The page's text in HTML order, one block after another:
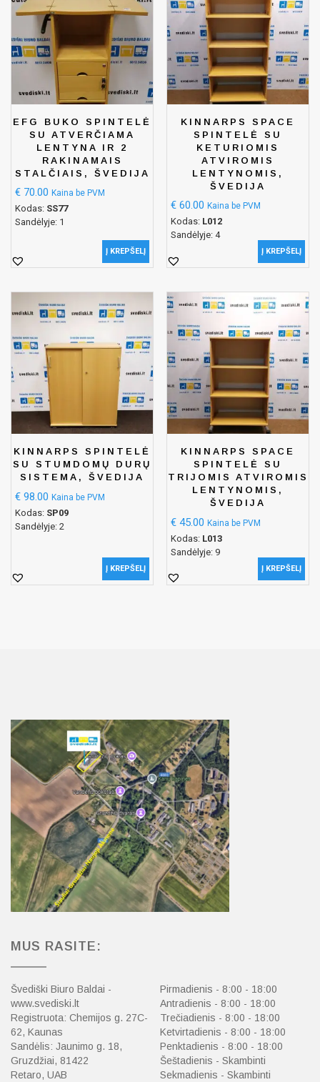
EFG BUKO SPINTELĖ
SU ATVERČIAMA
LENTYNA IR 2
RAKINAMAIS
STALČIAIS, ŠVEDIJA
€ 70.00 Kaina be PVM
Kodas: SS77
Sandėlyje: 1
Į KREPŠELĮ
KINNARPS SPACE
SPINTELĖ SU
KETURIOMIS
ATVIROMIS
LENTYNOMIS,
ŠVEDIJA
€ 60.00 Kaina be PVM
Kodas: L012
Sandėlyje: 4
Į KREPŠELĮ
KINNARPS SPINTELĖ
SU STUMDOMŲ DURŲ
SISTEMA, ŠVEDIJA
€ 98.00 Kaina be PVM
Kodas: SP09
Sandėlyje: 2
Į KREPŠELĮ
KINNARPS SPACE
SPINTELĖ SU
TRIJOMIS ATVIROMIS
LENTYNOMIS,
ŠVEDIJA
€ 45.00 Kaina be PVM
Kodas: L013
Sandėlyje: 9
Į KREPŠELĮ
MUS RASITE:
Švediški Biuro Baldai -
www.svediski.lt
Registruota: Chemijos g. 27C-
62, Kaunas
Sandėlis: Jaunimo g. 18,
Gruzdžiai, 81422
Retaro, UAB
Pirmadienis - 8:00 - 18:00
Antradienis - 8:00 - 18:00
Trečiadienis - 8:00 - 18:00
Ketvirtadienis - 8:00 - 18:00
Penktadienis - 8:00 - 18:00
Šeštadienis - Skambinti
Sekmadienis - Skambinti